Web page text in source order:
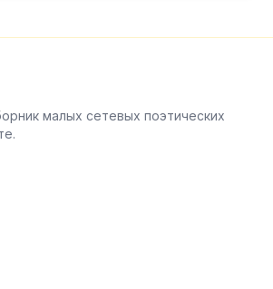
малых сетевых поэтических